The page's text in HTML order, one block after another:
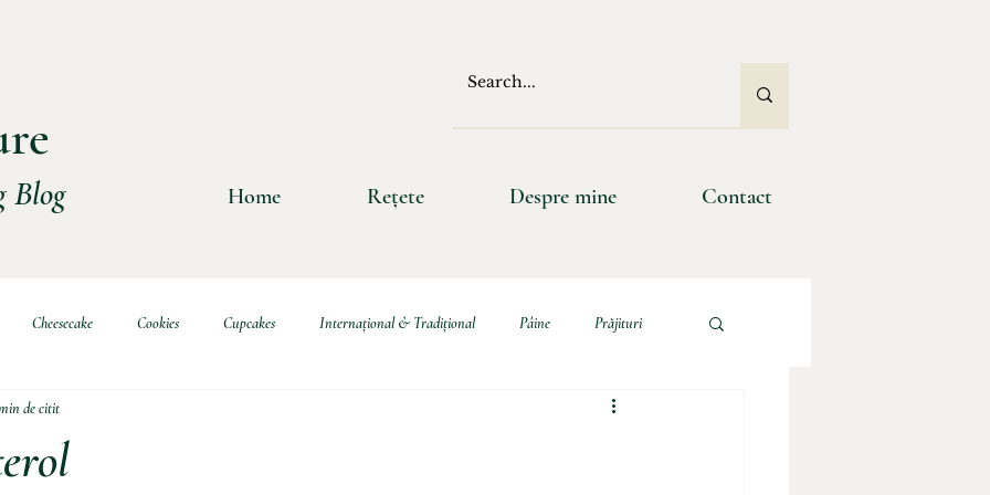
Blog Home Rețete Despre mine Contact
Cheesecake Cookies Cupcakes Internațional & Tradițional Pâine Prăjituri
de citit